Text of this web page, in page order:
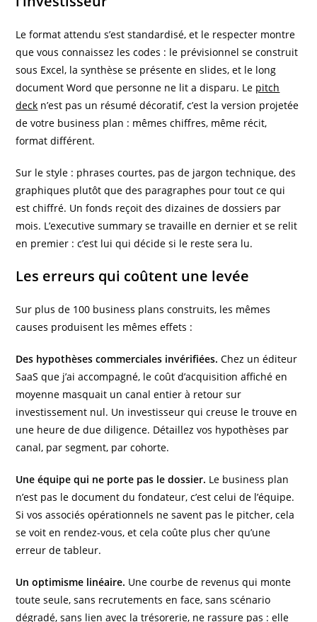
Le format attendu s’est standardisé, et le respecter montre
que vous connaissez les codes : le prévisionnel se construit
sous Excel, la synthèse se présente en slides, et le long
document Word que personne ne lit a disparu. Le pitch
deck n’est pas un résumé décoratif, c’est la version projetée
de votre business plan : mêmes chiffres, même récit,
format différent.
Sur le style : phrases courtes, pas de jargon technique, des
graphiques plutôt que des paragraphes pour tout ce qui
est chiffré. Un fonds reçoit des dizaines de dossiers par
mois. L’executive summary se travaille en dernier et se relit
en premier : c’est lui qui décide si le reste sera lu.
Les erreurs qui coûtent une levée
Sur plus de 100 business plans construits, les mêmes
causes produisent les mêmes effets :
Des hypothèses commerciales invérifiées. Chez un éditeur
SaaS que j’ai accompagné, le coût d’acquisition affiché en
moyenne masquait un canal entier à retour sur
investissement nul. Un investisseur qui creuse le trouve en
une heure de due diligence. Détaillez vos hypothèses par
canal, par segment, par cohorte.
Une équipe qui ne porte pas le dossier. Le business plan
n’est pas le document du fondateur, c’est celui de l’équipe.
Si vos associés opérationnels ne savent pas le pitcher, cela
se voit en rendez-vous, et cela coûte plus cher qu’une
erreur de tableur.
Un optimisme linéaire. Une courbe de revenus qui monte
toute seule, sans recrutements en face, sans scénario
dégradé, sans lien avec la trésorerie, ne rassure pas : elle